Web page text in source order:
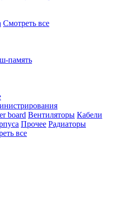
Смотреть все
память
board Вентиляторы Кабели
Прочее Радиаторы
все